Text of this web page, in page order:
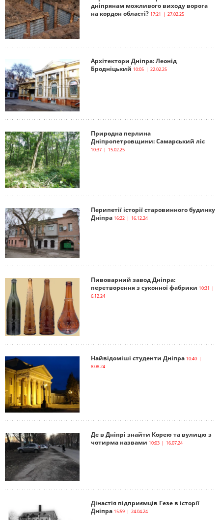
дніпрянам можливого виходу ворога
на кордон області? 17:21 | 27.02.25
Архітектори Дніпра: Леонід
Бродніцький 10:05 | 22.02.25
Природна перлина
Дніпропетровщини: Самарський ліс
10:37 | 15.02.25
Перипетії історії старовинного будинку
Дніпра 16:22 | 16.12.24
Пивоварний завод Дніпра:
перетворення з суконної фабрики 10:31 |
6.12.24
Найвідоміші студенти Дніпра 10:40 |
8.08.24
Де в Дніпрі знайти Корею та вулицю з
чотирма назвами 10:03 | 16.07.24
Дінастія підприємців Гезе в історії
Дніпра 15:59 | 24.04.24